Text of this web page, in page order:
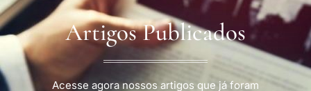
Artigos Publicados
Acesse agora nossos artigos que já foram